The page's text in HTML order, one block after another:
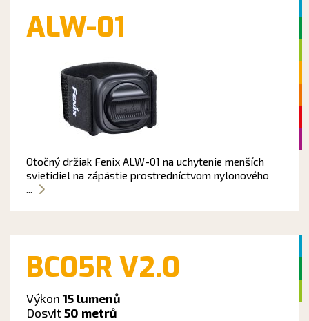
ALW-01
Otočný držiak Fenix ALW-01 na uchytenie menších
svietidiel na zápästie prostredníctvom nylonového
...
BC05R V2.0
Výkon 15 lumenů
Dosvit50 metrů